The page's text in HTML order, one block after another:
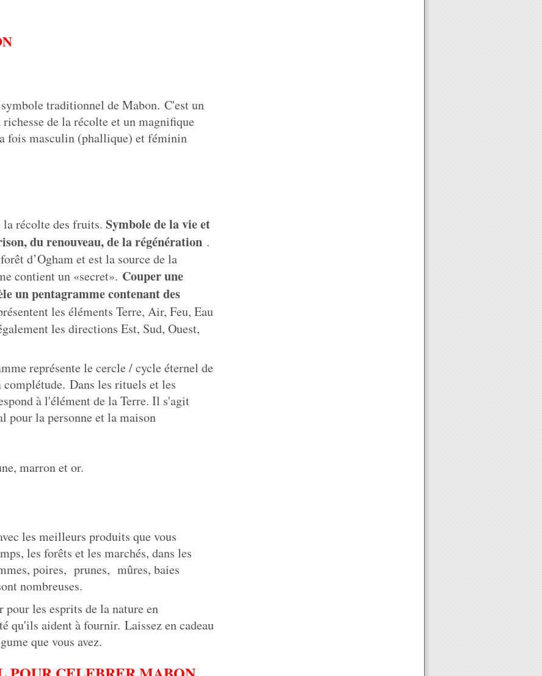
traditionnel de Mabon. C'est un
de la récolte et un magnifique
fois masculin (phallique) et féminin
récolte des fruits. Symbole de la vie et
du renouveau, de la régénération.
d’Ogham et est la source de la
contient un «secret». Couper une
un pentagramme contenant des
les éléments Terre, Air, Feu, Eau
les directions Est, Sud, Ouest,
représente le cercle / cycle éternel de
Dans les rituels et les
à l'élément de la Terre. Il s'agit
pour la personne et la maison
marron et or.
les meilleurs produits que vous
les forêts et les marchés, dans les
poires, prunes, mûres, baies
nombreuses.
pour les esprits de la nature en
qu'ils aident à fournir. Laissez en cadeau
que vous avez.